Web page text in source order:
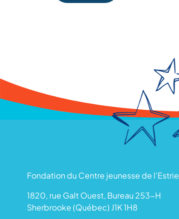
Fondation du Centre jeunesse de l’Estrie
1820, rue Galt Ouest, Bureau 253-H
Sherbrooke (Québec) J1K 1H8